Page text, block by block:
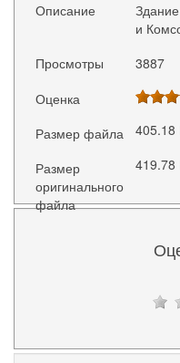
Описание
и
Просмотры
3887
Оценка
Размер файла
405.18
Размер
оригинального
файла
419.78